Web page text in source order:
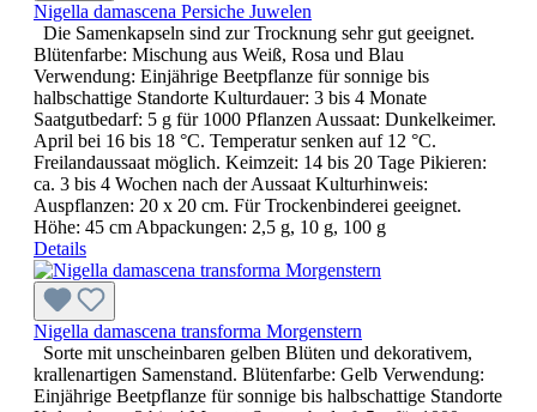
Nigella damascena Persiche Juwelen
Die Samenkapseln sind zur Trocknung sehr gut geeignet.
Blütenfarbe: Mischung aus Weiß, Rosa und Blau
Verwendung: Einjährige Beetpflanze für sonnige bis
halbschattige Standorte Kulturdauer: 3 bis 4 Monate
Saatgutbedarf: 5 g für 1000 Pflanzen Aussaat: Dunkelkeimer.
April bei 16 bis 18 °C. Temperatur senken auf 12 °C.
Freilandaussaat möglich. Keimzeit: 14 bis 20 Tage Pikieren:
ca. 3 bis 4 Wochen nach der Aussaat Kulturhinweis:
Auspflanzen: 20 x 20 cm. Für Trockenbinderei geeignet.
Höhe: 45 cm Abpackungen: 2,5 g, 10 g, 100 g
Details
Nigella damascena transforma Morgenstern
Sorte mit unscheinbaren gelben Blüten und dekorativem,
krallenartigen Samenstand. Blütenfarbe: Gelb Verwendung:
Einjährige Beetpflanze für sonnige bis halbschattige Standorte